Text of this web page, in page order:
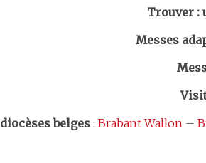
Trouver :
Messes
diocèses belges : Brabant Wallon –